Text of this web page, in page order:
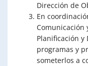
Dirección de
En
Comunicación
Planificación y
programas y
someterlos a